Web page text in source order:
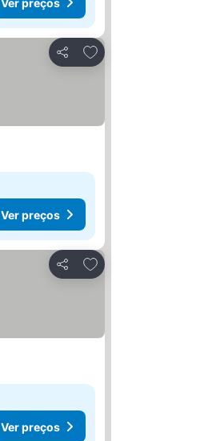
Partilhar
Adicionar aos favoritos
Ver preços
Partilhar
Adicionar aos favoritos
Ver preços